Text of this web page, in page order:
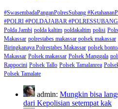
#SwasembadaPanganPolresSubang
#POLRI #POLDAJABAR #POLRESSUBANG
Polda Jambi polda kaltim poldakaltim polisi
Makassar polrestabes makassar polsek makassar
Biringkanaya Polrestabes Makassar polsek
Makassar Polsek makassar Polsek Manggala
Rappocini Polsek Tallo Polsek Tamalanrea
Polsek Tamalate
admin: Mungkin bisa
dari Kepolisian setempat kak